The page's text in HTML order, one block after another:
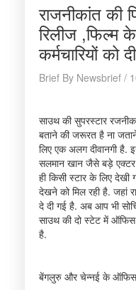
राजनीकांत
रिलीज ,फिल्म
कर्मचारियों को
Brief By Newsbrief /
साउथ की सुपरस्टार
बताने की जरूरत है ना
लिए एक अलग दीवानगी
सलमान खान जैसे बड़े
ही किसी स्टार के लिए देखी
देखने को मिल रही है. जहां
दे दी गई है. अब आप भी
साउथ की दो स्टेट में ऑफिस
है.
बेंगलुरु और चेन्नई के ऑफिस